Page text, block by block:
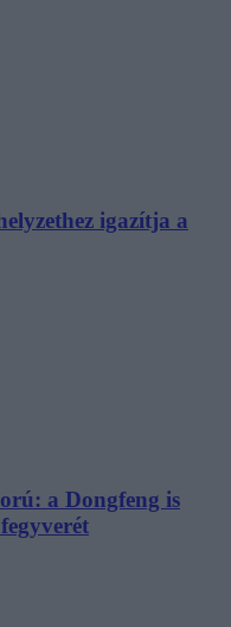
igazítja a
a Dongfeng is